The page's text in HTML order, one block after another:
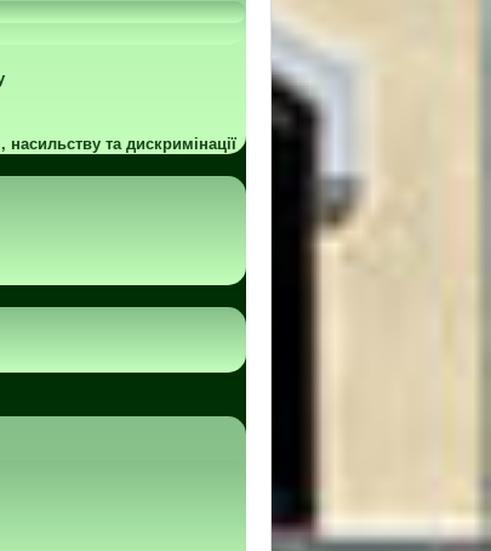
та дискримінації